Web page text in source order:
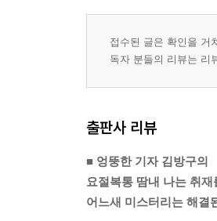
접수된 글은 확인을 거
독자 분들의 리뷰는 리
출판사 리뷰
■ 엉뚱한 기자 김방구의
요절복통 땀내 나는 취재
어느새 미스터리는 해결